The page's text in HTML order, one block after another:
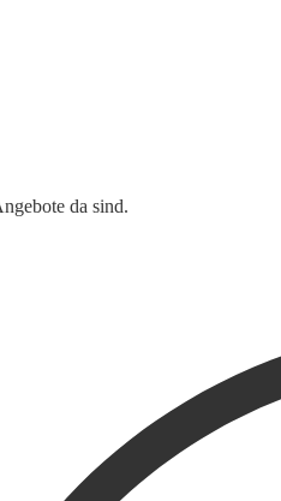
da sind.